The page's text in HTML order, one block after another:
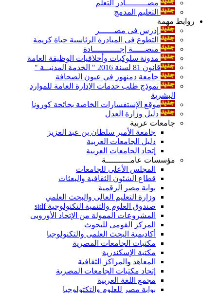
مصـــــــــادر التعلم
التعليم المدمج
روابط مهمة
إدرس فى مصــــــر
التطوع فى المبادرة الرئاسية حياة كريمة
منصـــــة إجـــــــــــادة
مدونة سلوكيات وأخلاقيات الوظيفة العامة
قانون 81 لسنة 2016 " الخدمة المدنيــة "
جامعة دمنهور في عيون الصحافة
نموذج طلب خدمات الإدارة العامة للموارد
البشرية
موقع الإستفسارات الخاصة بجائحة كورونا
دليل وزارة العدل
جامعات عربية
جامعة الأمير سلطان بن عبد العزيز
دليل الجامعات العربية
إتحاد الجامعات العربية
مؤسسات عامــــــــــة
المجلس الأعلى للجامعات
قطاع الشئون الثقافية والبعثات
بوابة مصر الرقمية
وزارة التعليم العالى والبحث العلمي
صندوق العلوم والتنمية التكنولوجية stdf
المشروعات الممولة من الإتحاد الأوروبى
المركز القومى للبحوث
أكاديمية البحث العلمى والتكنولوجيا
مكتبات الجامعات المصرية
مكتبة الإسكندرية
المعاهد والمراكز الثقافية
إتحاد مكتبات الجامعات المصرية
مجمع اللغة العربية
بوابة مصر للعلوم والتكتولوجيا